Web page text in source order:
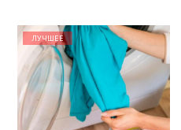
ЛУЧШЕЕ